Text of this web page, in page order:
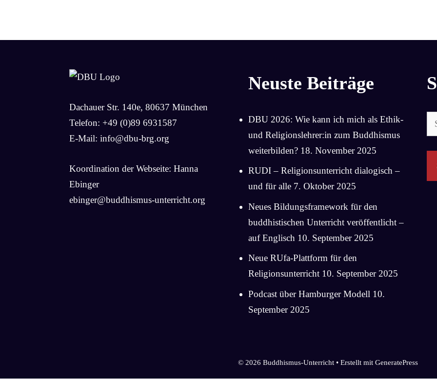
Dachauer Str. 140e, 80637 München
Telefon: +49 (0)89 6931587
E-Mail: info@dbu-brg.org
Koordination der Webseite: Hanna
Ebinger
ebinger@buddhismus-unterricht.org
Neuste Beiträge
DBU 2026: Wie kann ich mich als Ethik-
und Religionslehrer:in zum Buddhismus
weiterbilden? 18. November 2025
RUDI – Religionsunterricht dialogisch –
und für alle 7. Oktober 2025
Neues Bildungsframework für den
buddhistischen Unterricht veröffentlicht –
auf Englisch 10. September 2025
Neue RUfa-Plattform für den
Religionsunterricht 10. September 2025
Podcast über Hamburger Modell 10.
September 2025
© 2026 Buddhismus-Unterricht• Erstellt mit GeneratePress